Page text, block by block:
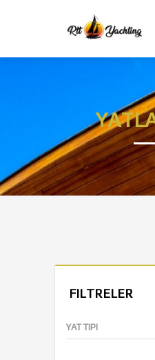
FILTRELER
YAT TIPI